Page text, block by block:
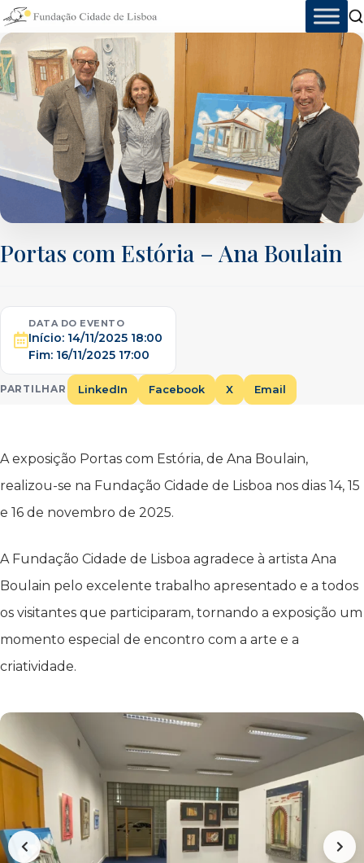
Skip
to
content
Portas com Estória – Ana Boulain
DATA DO EVENTO
Início: 14/11/2025 18:00
Fim: 16/11/2025 17:00
PARTILHAR LinkedIn Facebook X Email
A exposição Portas com Estória, de Ana Boulain,
realizou-se na Fundação Cidade de Lisboa nos dias 14, 15
e 16 de novembro de 2025.
A Fundação Cidade de Lisboa agradece à artista Ana
Boulain pelo excelente trabalho apresentado e a todos
os visitantes que participaram, tornando a exposição um
momento especial de encontro com a arte e a
criatividade.